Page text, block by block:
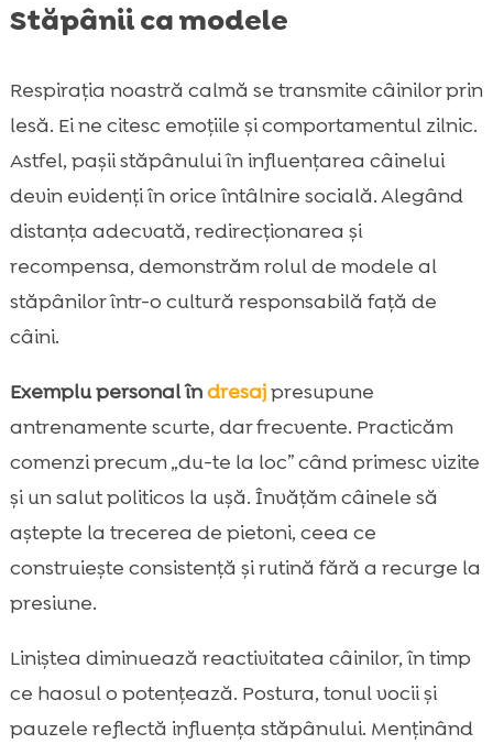
Stăpânii ca modele
Respirația noastră calmă se transmite câinilor prin
lesă. Ei ne citesc emoțiile și comportamentul zilnic.
Astfel, pașii stăpânului în influențarea câinelui
devin evidenți în orice întâlnire socială. Alegând
distanța adecvată, redirecționarea și
recompensa, demonstrăm rolul de modele al
stăpânilor într-o cultură responsabilă față de
câini.
Exemplu personal îndresajpresupune
antrenamente scurte, dar frecvente. Practicăm
comenzi precum „du-te la loc” când primesc vizite
și un salut politicos la ușă. Învățăm câinele să
aștepte la trecerea de pietoni, ceea ce
construiește consistență și rutină fără a recurge la
presiune.
Liniștea diminuează reactivitatea câinilor, în timp
ce haosul o potențează. Postura, tonul vocii și
pauzele reflectă influența stăpânului. Menținând